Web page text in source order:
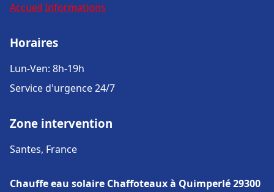
Accueil Informations
Horaires
Lun-Ven: 8h-19h
Service d'urgence 24/7
Zone intervention
Santes, France
Chauffe eau solaire Chaffoteaux à Quimperlé 29300